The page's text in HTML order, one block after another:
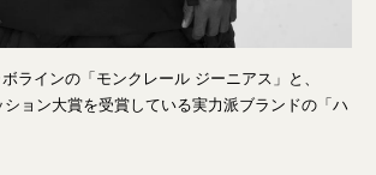
ラインの「モンクレール ジーニアス」と、
ョン大賞を受賞している実力派ブランドの「ハ